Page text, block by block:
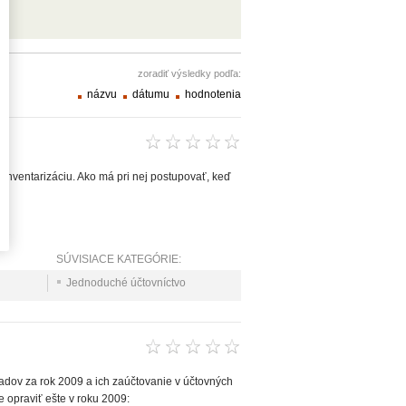
zoradiť výsledky podľa:
názvu dátumu hodnotenia
Ako má pri nej postupovať, keď
SÚVISIACE KATEGÓRIE:
Jednoduché účtovníctvo
za rok 2009 a ich zaúčtovanie v účtovných
opraviť ešte v roku 2009: